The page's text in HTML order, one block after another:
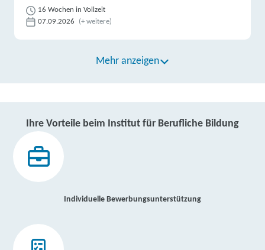
16 Wochen in Vollzeit
07.09.2026
(+ weitere)
Mehr anzeigen
Ihre Vorteile beim Institut für Berufliche Bildung
Individuelle Bewerbungsunterstützung